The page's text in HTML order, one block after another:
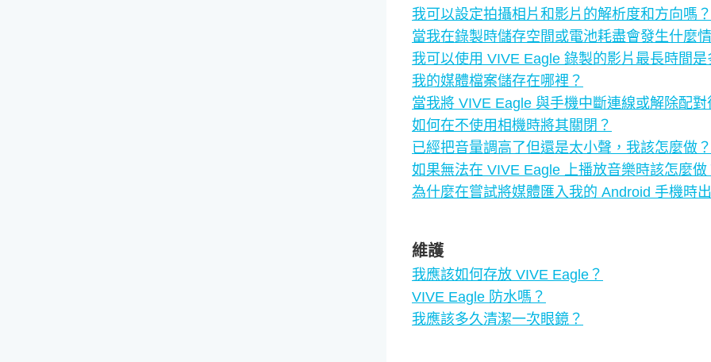
我可以設定拍攝相片和影片的解析度和方向嗎？
當我在錄製時儲存空間或電池耗盡會發生什麼
我可以使用 VIVE Eagle 錄製的影片最長時間是
我的媒體檔案儲存在哪裡？
當我將 VIVE Eagle 與手機中斷連線或解除配
如何在不使用相機時將其關閉？
已經把音量調高了但還是太小聲，我該怎麼做？
如果無法在 VIVE Eagle 上播放音樂時該怎麼做
為什麼在嘗試將媒體匯入我的 Android 手機時
維護
我應該如何存放 VIVE Eagle？
VIVE Eagle 防水嗎？
我應該多久清潔一次眼鏡？